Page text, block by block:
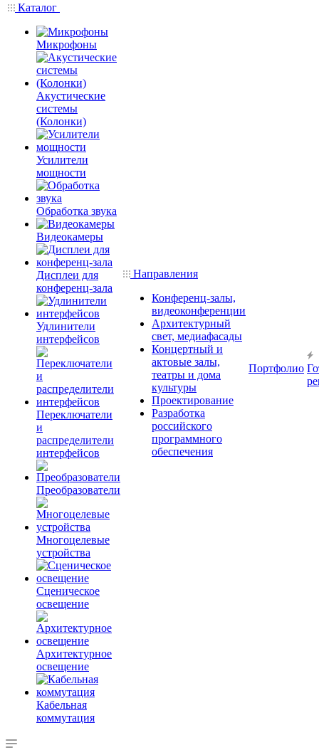
Каталог
Микрофоны
Акустические
системы
(Колонки)
Усилители
мощности
Обработка звука
Видеокамеры
Дисплеи для
конференц-зала
Удлинители
интерфейсов
Переключатели
и
распределители
интерфейсов
Преобразователи
Многоцелевые
устройства
Сценическое
освещение
Архитектурное
освещение
Кабельная
коммутация
Направления
Конференц-залы,
видеоконференции
Архитектурный
свет, медиафасады
Концертный и
актовые залы,
театры и дома
культуры
Проектирование
Разработка
российского
программного
обеспечения
Портфолио